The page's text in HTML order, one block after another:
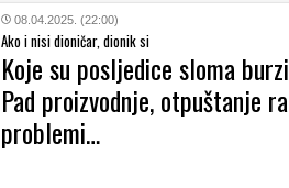
08.04.2025. (22:00)
Ako i nisi dioničar, dionik si
Koje su posljedice sloma
Pad proizvodnje, otpuštanje
problemi…